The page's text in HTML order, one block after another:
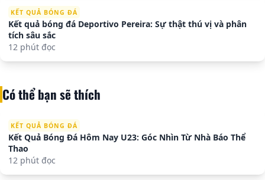
KẾT QUẢ BÓNG ĐÁ
Kết quả bóng đá Deportivo Pereira: Sự thật thú vị và phân
tích sâu sắc
12 phút đọc
Có thể bạn sẽ thích
KẾT QUẢ BÓNG ĐÁ
Kết Quả Bóng Đá Hôm Nay U23: Góc Nhìn Từ Nhà Báo Thể
Thao
12 phút đọc